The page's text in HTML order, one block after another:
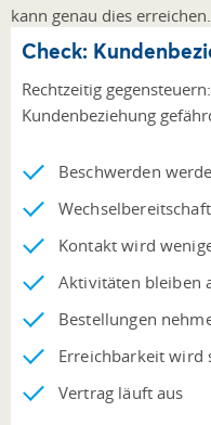
kann genau dies erreichen.
Check:
Rechtzeitig
Kundenbeziehung
Beschwerden
Kontakt wird
Aktivitäten bleiben
Bestellungen
Erreichbarkeit wird
Vertrag läuft aus